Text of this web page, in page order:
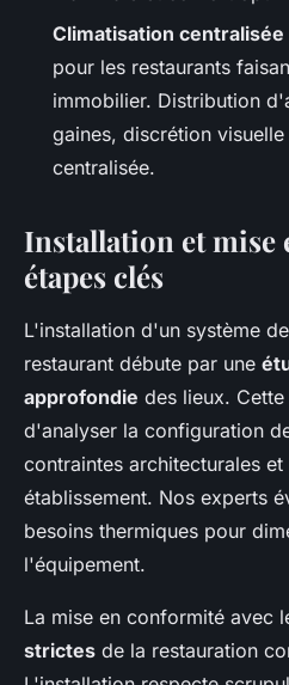
Climatisation centralisée
pour les restaurants
immobilier. Distribution
gaines, discrétion
centralisée.
Installation et mise
étapes clés
L'installation d'un système
restaurant débute par une
approfondie des lieux.
d'analyser la configuration
contraintes architecturales
établissement. Nos experts
besoins thermiques pour
l'équipement.
La mise en conformité avec
strictes de la restauration